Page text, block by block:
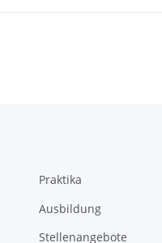
Praktika
Ausbildung
Stellenangebote